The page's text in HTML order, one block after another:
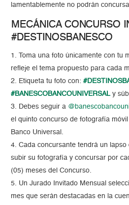
lamentablemente no podrán
MECÁNICA CONCURSO
#DESTINOSBANESCO
1. Toma una foto únicamente con tu
refleje el tema propuesto para cada
2. Etiqueta tu foto con:
#BANESCOBANCOUNIVERSAL y
3. Debes seguir a
el quinto concurso de fotografía
Banco Universal.
4. Cada concursante tendrá un
subir su fotografía y concursar por
(05) meses del Concurso.
5. Un Jurado Invitado Mensual
mes que serán destacadas en la